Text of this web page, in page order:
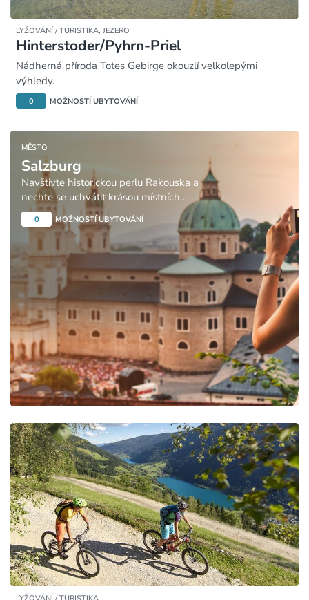
LYŽOVÁNÍ / TURISTIKA, JEZERO
Hinterstoder/Pyhrn-Priel
Nádherná příroda Totes Gebirge okouzlí velkolepými
výhledy.
0 MOŽNOSTÍ UBYTOVÁNÍ
MĚSTO
Salzburg
Navštivte historickou perlu Rakouska a
nechte se uchvátit krásou místních
památek.
0 MOŽNOSTÍ UBYTOVÁNÍ